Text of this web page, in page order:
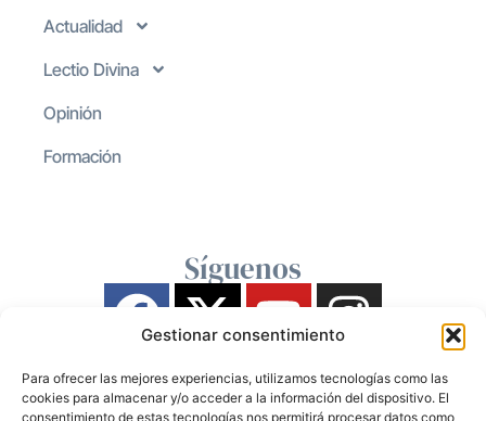
Gestionar consentimiento
Para ofrecer las mejores experiencias, utilizamos tecnologías como las
cookies para almacenar y/o acceder a la información del dispositivo. El
consentimiento de estas tecnologías nos permitirá procesar datos como
Actualidad
Lectio Divina
Opinión
Formación
Síguenos